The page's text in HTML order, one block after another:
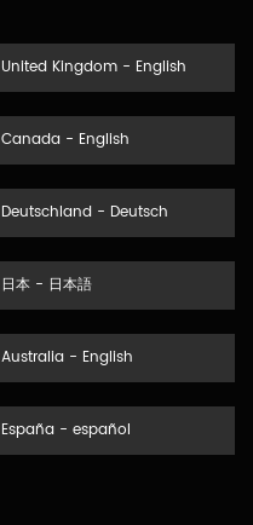
United Kingdom - English
Canada - English
Deutschland - Deutsch
日本 - 日本語
Australia - English
España - español